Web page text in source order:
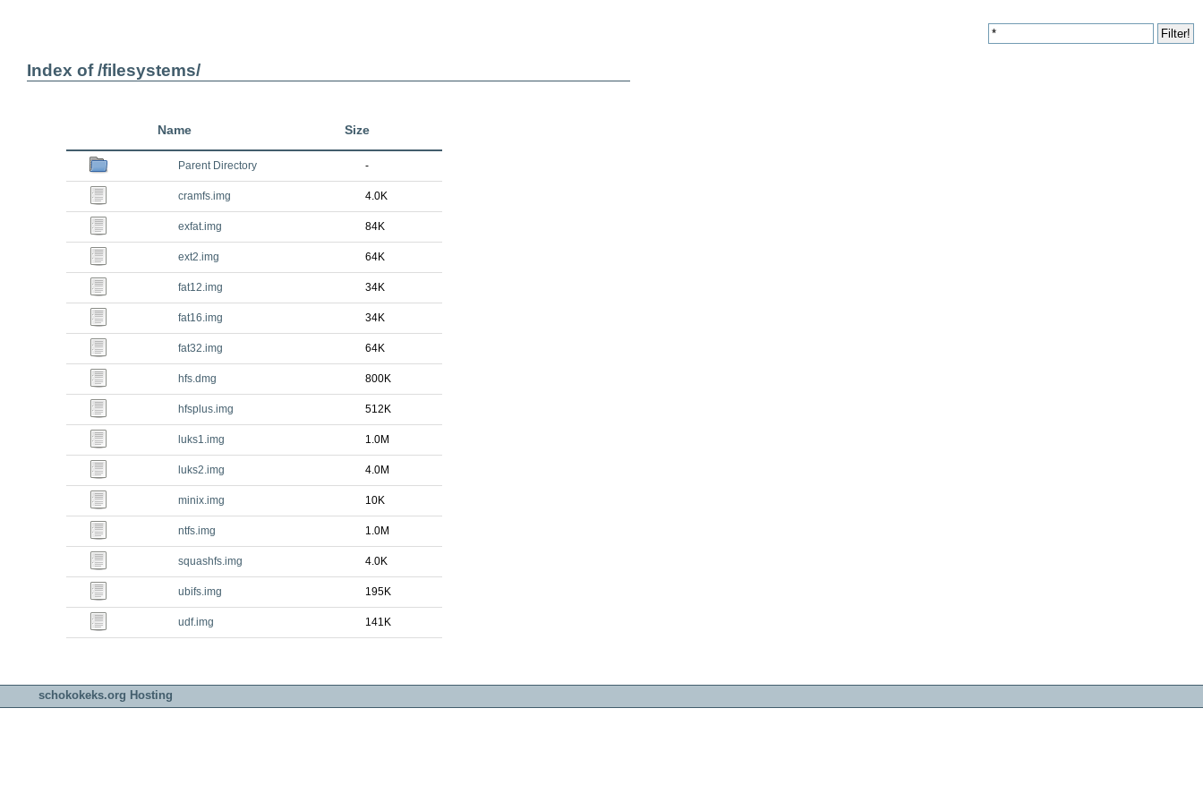
Index of /filesystems/
Name Size
Parent Directory -
cramfs.img 4.0K
exfat.img 84K
ext2.img 64K
fat12.img 34K
fat16.img 34K
fat32.img 64K
hfs.dmg 800K
hfsplus.img 512K
luks1.img 1.0M
luks2.img 4.0M
minix.img 10K
ntfs.img 1.0M
squashfs.img 4.0K
ubifs.img 195K
udf.img 141K
schokokeks.org Hosting